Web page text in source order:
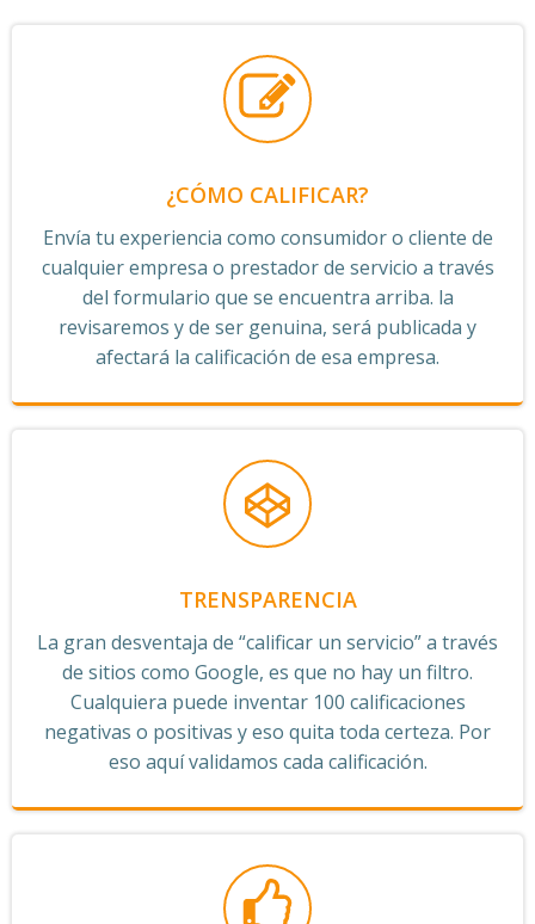
¿CÓMO CALIFICAR?
Envía tu experiencia como consumidor o cliente de
cualquier empresa o prestador de servicio a través
del formulario que se encuentra arriba. la
revisaremos y de ser genuina, será publicada y
afectará la calificación de esa empresa.
TRENSPARENCIA
La gran desventaja de “calificar un servicio” a través
de sitios como Google, es que no hay un filtro.
Cualquiera puede inventar 100 calificaciones
negativas o positivas y eso quita toda certeza. Por
eso aquí validamos cada calificación.